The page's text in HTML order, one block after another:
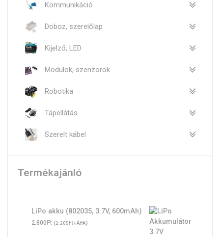
Kommunikáció
Doboz, szerelőlap
Kijelző, LED
Modulok, szenzorok
Robotika
Tápellátás
Szerelt kábel
Termékajánló
LiPo akku (802035, 3.7V, 600mAh)
2.800Ft (2.205Ft+ÁFA)